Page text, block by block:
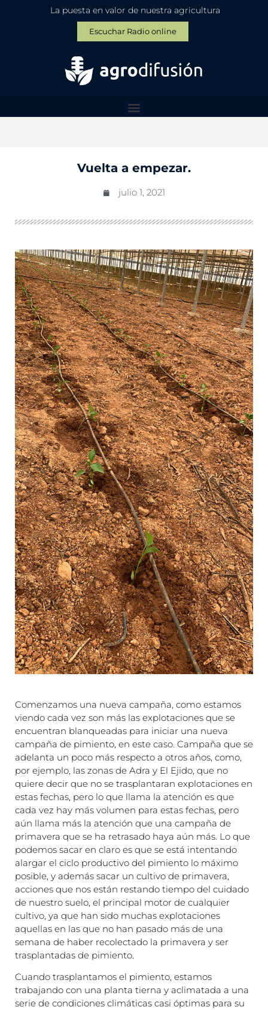
La puesta en valor de nuestra agricultura
Escuchar Radio online
Vuelta a empezar.
julio 1, 2021
Comenzamos una nueva campaña, como estamos
viendo cada vez son más las explotaciones que se
encuentran blanqueadas para iniciar una nueva
campaña de pimiento, en este caso. Campaña que se
adelanta un poco más respecto a otros años, como,
por ejemplo, las zonas de Adra y El Ejido, que no
quiere decir que no se trasplantaran explotaciones en
estas fechas, pero lo que llama la atención es que
cada vez hay más volumen para estas fechas, pero
aún llama más la atención que una campaña de
primavera que se ha retrasado haya aún más. Lo que
podemos sacar en claro es que se está intentando
alargar el ciclo productivo del pimiento lo máximo
posible, y además sacar un cultivo de primavera,
acciones que nos están restando tiempo del cuidado
de nuestro suelo, el principal motor de cualquier
cultivo, ya que han sido muchas explotaciones
aquellas en las que no han pasado más de una
semana de haber recolectado la primavera y ser
trasplantadas de pimiento.
Cuando trasplantamos el pimiento, estamos
trabajando con una planta tierna y aclimatada a una
serie de condiciones climáticas casi óptimas para su